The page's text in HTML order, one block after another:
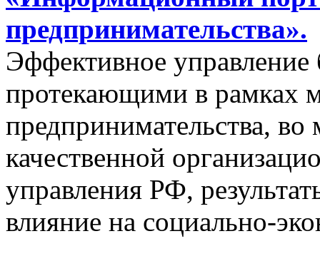
предпринимательства».
Эффективное управление
протекающими в рамках
предпринимательства,
качественной
управления РФ,
влияние на социально-